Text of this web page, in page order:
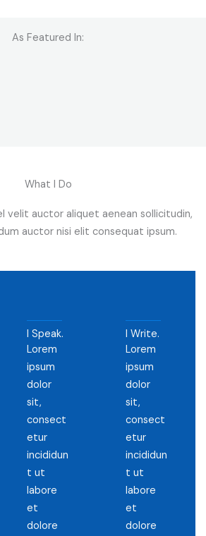
As Featured In:
What I Do
velit auctor aliquet aenean sollicitudin,
auctor nisi elit consequat ipsum.
I Speak.
Lorem
ipsum
dolor
sit,
consect
etur
incididun
t ut
labore
et
dolore
I Write.
Lorem
ipsum
dolor
sit,
consect
etur
incididun
t ut
labore
et
dolore